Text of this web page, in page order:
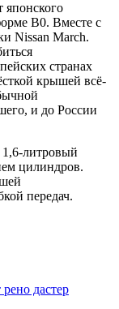
японского
B0. Вместе с
Nissan March.
странах
крышей всё-
и до России
1,6-литровый
цилиндров.
передач.
дастер